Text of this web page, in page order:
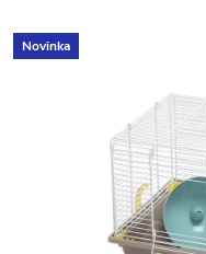
Novinka